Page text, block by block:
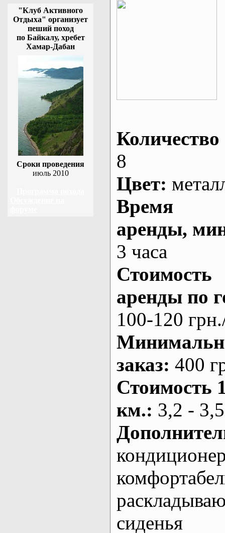
"Клуб Активного
Отдыха" организует
пеший поход
по Байкалу, хребет
Хамар-Дабан
Сроки проведения
июль 2010
Количество
8
Цвет:
Время
аренды,
3 часа
Стоимость
аренды по
100-120
заказ: 400
Стоимость
км.: 3,2 -
сиденья